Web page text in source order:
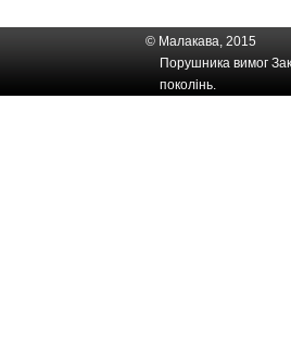
© Малакава, 2015
Порушника вимог
поколінь.